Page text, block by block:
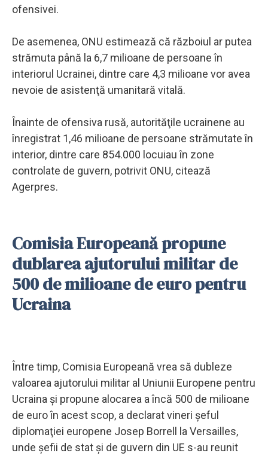
ofensivei.
De asemenea, ONU estimează că războiul ar putea
strămuta până la 6,7 milioane de persoane în
interiorul Ucrainei, dintre care 4,3 milioane vor avea
nevoie de asistenţă umanitară vitală.
Înainte de ofensiva rusă, autorităţile ucrainene au
înregistrat 1,46 milioane de persoane strămutate în
interior, dintre care 854.000 locuiau în zone
controlate de guvern, potrivit ONU, citează
Agerpres.
Comisia Europeană propune
dublarea ajutorului militar de
500 de milioane de euro pentru
Ucraina
Între timp, Comisia Europeană vrea să dubleze
valoarea ajutorului militar al Uniunii Europene pentru
Ucraina şi propune alocarea a încă 500 de milioane
de euro în acest scop, a declarat vineri şeful
diplomaţiei europene Josep Borrell la Versailles,
unde şefii de stat şi de guvern din UE s-au reunit